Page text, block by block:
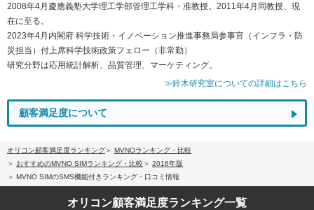
2008年4月慶應義塾大学理工学部管理工学科・准教授。2011年4月同教授、現
在に至る。
2023年4月内閣府 科学技術・イノベーション推進事務局参事官（インフラ・防
災担当）付上席科学技術政策フェロー（非常勤）
研究分野は応用統計解析、品質管理、マーケティング。
≫鈴木研究室についての詳細はこちら
顧客満足度について
オリコン顧客満足度ランキング
MVNOランキング・比較
おすすめのMVNO SIMランキング・比較
2016年版
MVNO SIMのSMS機能付きランキング・口コミ情報
オリコン顧客満足度ランキング一覧